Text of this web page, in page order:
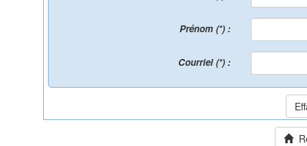
Prénom (*) :
Courriel (*) :